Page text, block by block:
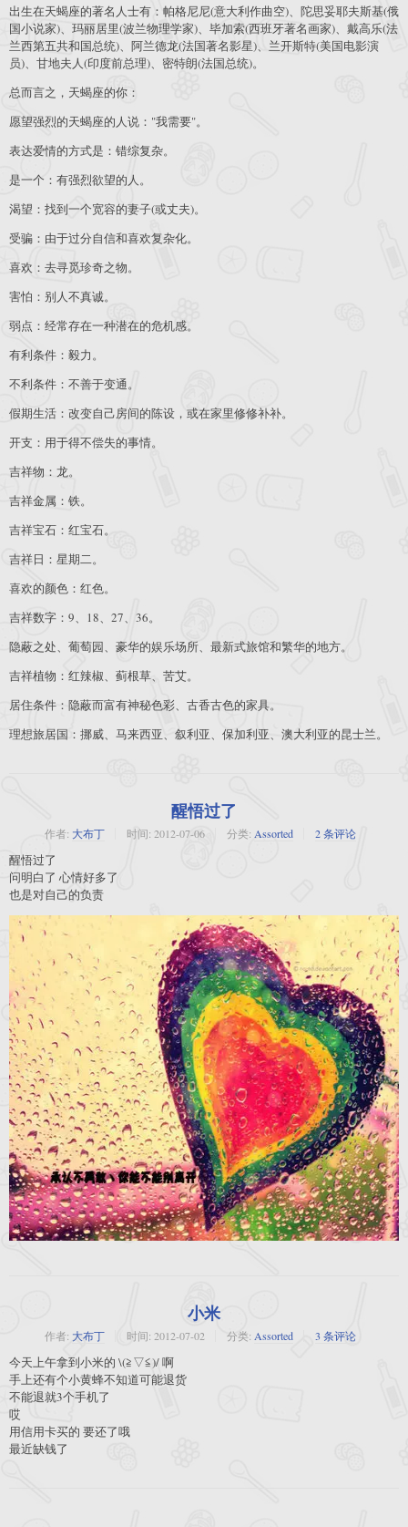
出生在天蝎座的著名人士有：帕格尼尼(意大利作曲空)、陀思妥耶夫斯基(俄
国小说家)、玛丽居里(波兰物理学家)、毕加索(西班牙著名画家)、戴高乐(法
兰西第五共和国总统)、阿兰德龙(法国著名影星)、兰开斯特(美国电影演
员)、甘地夫人(印度前总理)、密特朗(法国总统)。
总而言之，天蝎座的你：
愿望强烈的天蝎座的人说："我需要"。
表达爱情的方式是：错综复杂。
是一个：有强烈欲望的人。
渴望：找到一个宽容的妻子(或丈夫)。
受骗：由于过分自信和喜欢复杂化。
喜欢：去寻觅珍奇之物。
害怕：别人不真诚。
弱点：经常存在一种潜在的危机感。
有利条件：毅力。
不利条件：不善于变通。
假期生活：改变自己房间的陈设，或在家里修修补补。
开支：用于得不偿失的事情。
吉祥物：龙。
吉祥金属：铁。
吉祥宝石：红宝石。
吉祥日：星期二。
喜欢的颜色：红色。
吉祥数字：9、18、27、36。
隐蔽之处、葡萄园、豪华的娱乐场所、最新式旅馆和繁华的地方。
吉祥植物：红辣椒、蓟根草、苦艾。
居住条件：隐蔽而富有神秘色彩、古香古色的家具。
理想旅居国：挪威、马来西亚、叙利亚、保加利亚、澳大利亚的昆士兰。
醒悟过了
作者: 大布丁 时间: 2012-07-06 分类: Assorted 2 条评论
醒悟过了
问明白了 心情好多了
也是对自己的负责
小米
作者: 大布丁 时间: 2012-07-02 分类: Assorted 3 条评论
今天上午拿到小米的 \(≧▽≦)/ 啊
手上还有个小黄蜂不知道可能退货
不能退就3个手机了
哎
用信用卡买的 要还了哦
最近缺钱了